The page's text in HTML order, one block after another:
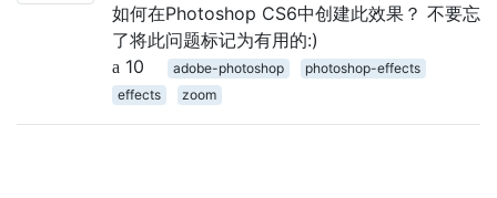
如何在Photoshop CS6中创建此效果？ 不要忘
了将此问题标记为有用的:)
10
adobe-photoshop
photoshop-effects
effects
zoom